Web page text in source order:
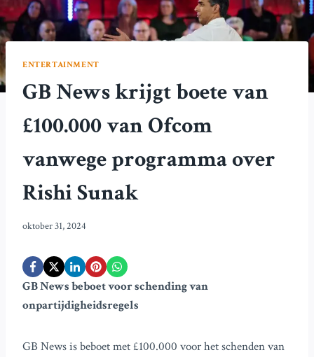
ENTERTAINMENT
GB News krijgt boete van
£100.000 van Ofcom
vanwege programma over
Rishi Sunak
oktober 31, 2024
GB News beboet voor schending van
onpartijdigheidsregels
GB News is beboet met £100.000 voor het schenden van